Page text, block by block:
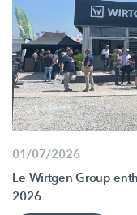
01/07/2026
Le Wirtgen Group
2026